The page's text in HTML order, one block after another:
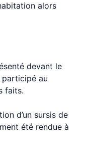
alors
devant le
participé au
faits.
d’un sursis de
été rendue à